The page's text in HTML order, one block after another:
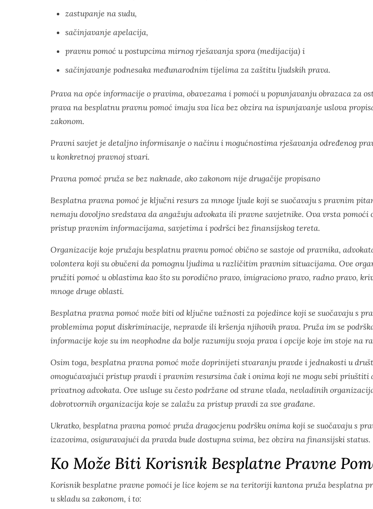
zastupanje na sudu,
sačinjavanje apelacija,
pravnu pomoć u postupcima mirnog rješavanja spora (medijacija) i
sačinjavanje podnesaka međunarodnim tijelima za zaštitu ljudskih prava.
Prava na opće informacije o pravima, obavezama i pomoći u popunjavanju obrazaca za
prava na besplatnu pravnu pomoć imaju sva lica bez obzira na ispunjavanje uslova
zakonom.
Pravni savjet je detaljno informisanje o načinu i mogućnostima rješavanja određenog
u konkretnoj pravnoj stvari.
Pravna pomoć pruža se bez naknade, ako zakonom nije drugačije propisano
Besplatna pravna pomoć je ključni resurs za mnoge ljude koji se suočavaju s pravnim
nemaju dovoljno sredstava da angažuju advokata ili pravne savjetnike. Ova vrsta pomoći
pristup pravnim informacijama, savjetima i podršci bez finansijskog tereta.
Organizacije koje pružaju besplatnu pravnu pomoć obično se sastoje od pravnika,
volontera koji su obučeni da pomognu ljudima u različitim pravnim situacijama. Ove
pružiti pomoć u oblastima kao što su porodično pravo, imigraciono pravo, radno pravo,
mnoge druge oblasti.
Besplatna pravna pomoć može biti od ključne važnosti za pojedince koji se suočavaju s
problemima poput diskriminacije, nepravde ili kršenja njihovih prava. Pruža im se
informacije koje su im neophodne da bolje razumiju svoja prava i opcije koje im stoje na
Osim toga, besplatna pravna pomoć može doprinijeti stvaranju pravde i jednakosti u
omogućavajući pristup pravdi i pravnim resursima čak i onima koji ne mogu sebi priuštiti
privatnog advokata. Ove usluge su često podržane od strane vlada, nevladinih
dobrotvornih organizacija koje se zalažu za pristup pravdi za sve građane.
Ukratko, besplatna pravna pomoć pruža dragocjenu podršku onima koji se suočavaju s
izazovima, osiguravajući da pravda bude dostupna svima, bez obzira na finansijski status.
Ko Može Biti Korisnik Besplatne Pravne
Korisnik besplatne pravne pomoći je lice kojem se na teritoriji kantona pruža besplatna
u skladu sa zakonom, i to: